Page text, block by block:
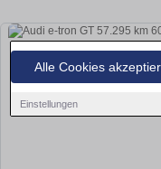
Alle Cookies
Einstellungen